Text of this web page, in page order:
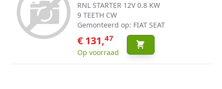
RNL STARTER 12V 0.8 KW
9 TEETH CW
Gemonteerd op: FIAT SEAT
€ 131,47
Op voorraad